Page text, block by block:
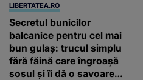
LIBERTATEA.RO
Secretul bunicilor
balcanice pentru cel mai
bun gulaș: trucul simplu
fără făină care îngroașă
sosul și îi dă o savoare